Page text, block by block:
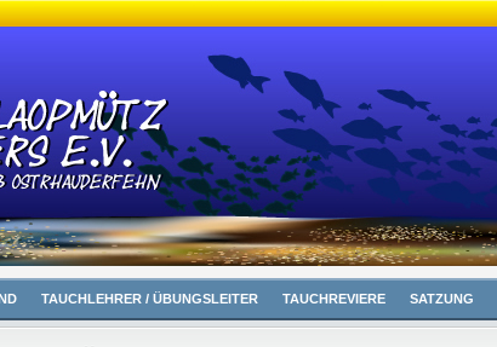
TAUCHLEHRER / ÜBUNGSLEITER TAUCHREVIERE SATZUNG